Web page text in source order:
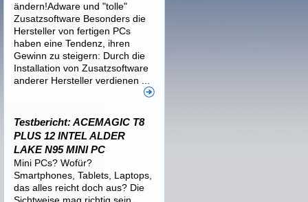
ändern!Adware und "tolle"
Zusatzsoftware Besonders die
Hersteller von fertigen PCs
haben eine Tendenz, ihren
Gewinn zu steigern: Durch die
Installation von Zusatzsoftware
anderer Hersteller verdienen ...
Testbericht: ACEMAGIC T8
PLUS 12 INTEL ALDER
LAKE N95 MINI PC
Mini PCs? Wofür?
Smartphones, Tablets, Laptops,
das alles reicht doch aus? Die